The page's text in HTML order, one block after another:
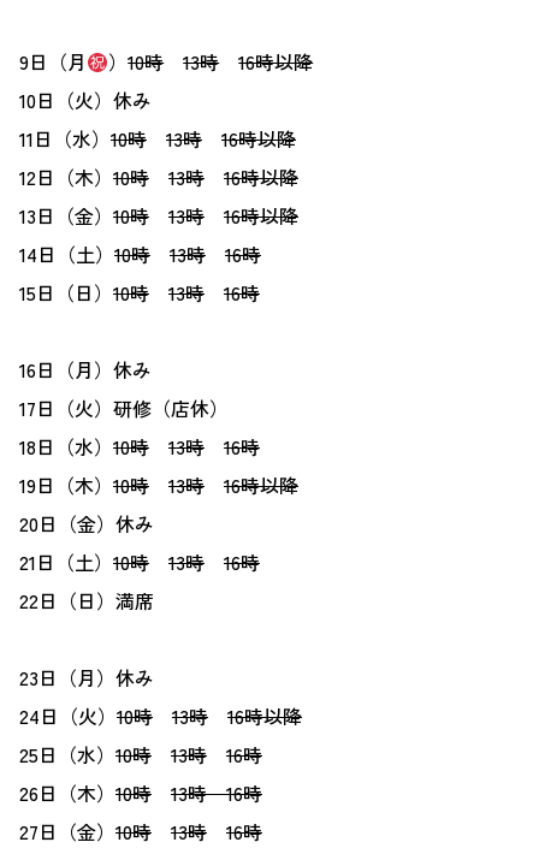
9日（月 ）10時 13時
16時以降
10日（火）休み
11日（水） 10時 13時
16時以降
12日（木） 10時 13時
16時以降
13日（金） 10時 13時
16時以降
14日（土） 10時 13時
16時
15日（日） 10時 13時 16時
16日（月）休み
17日（火）研修（店休）
18日（水） 10時 13時
16時
19日（木） 10時 13時
16時以降
20日（金）休み
21日（土） 10時 13時
16時
22日（日）満席
23日（月）休み
24日（火） 10時 13時
16時以降
25日（水） 10時 13時
16時
26日（木） 10時
13時 16時
27日（金） 10時 13時
16時